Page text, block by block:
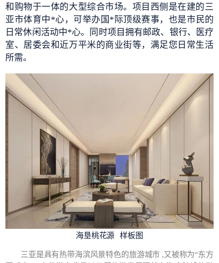
和购物于一体的大型综合市场。项目西侧是在建的三
亚市体育中*心，可举办国*际顶级赛事，也是市民的
日常休闲活动中*心。同时项目拥有邮政、银行、医疗
室、居委会和近万平米的商业街等，满足您日常生活
所需。
海垦桃花源 样板图
三亚是具有热带海滨风景特色的旅游城市 ,又被称为“东方